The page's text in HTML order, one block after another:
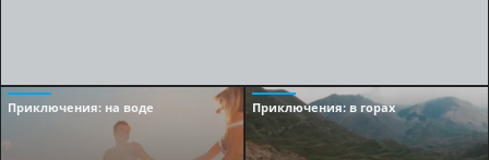
Приключения: на воде Приключения: в горах